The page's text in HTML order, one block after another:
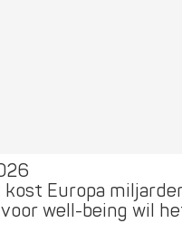
Europa
well-being wil